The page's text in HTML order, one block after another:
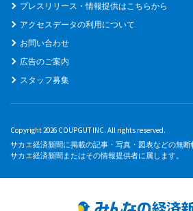
プレスリリース・情報提供はこちらから
アクセスデータの利用について
お問い合わせ
広告のご案内
スタッフ募集
Copyright 2026 COUPGUT INC. All rights reserved.
サカエ経済新聞に掲載の記事・写真・図表などの無
サカエ経済新聞またはその情報提供者に属します。